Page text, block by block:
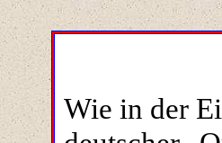
Wie in der